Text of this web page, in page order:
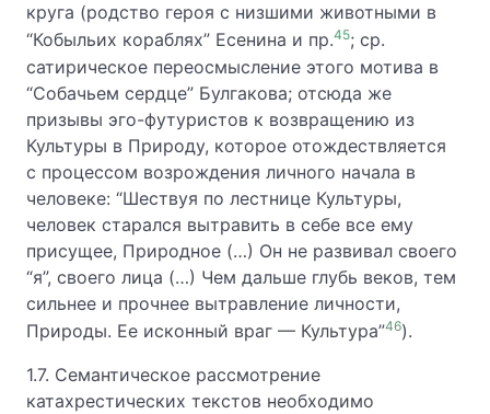
круга (родство героя с низшими животными в
“Кобыльих кораблях” Есенина и пр.45; ср.
сатирическое переосмысление этого мотива в
“Собачьем сердце” Булгакова; отсюда же
призывы эго-футуристов к возвращению из
Культуры в Природу, которое отождествляется
с процессом возрождения личного начала в
человеке: “Шествуя по лестнице Культуры,
человек старался вытравить в себе все ему
присущее, Природное (…) Он не развивал своего
“я”, своего лица (…) Чем дальше глубь веков, тем
сильнее и прочнее вытравление личности,
Природы. Ее исконный враг — Культура”46).
1.7. Семантическое рассмотрение
катахрестических текстов необходимо